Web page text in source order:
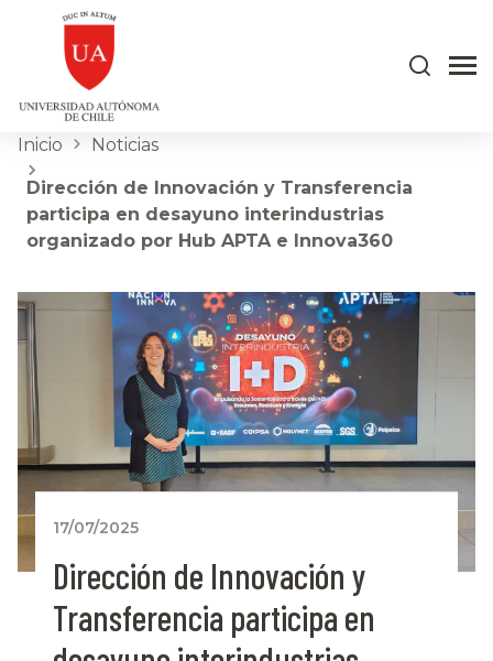
Inicio Noticias
Dirección de Innovación y Transferencia
participa en desayuno interindustrias
organizado por Hub APTA e Innova360
17/07/2025
Dirección de Innovación y
Transferencia participa en